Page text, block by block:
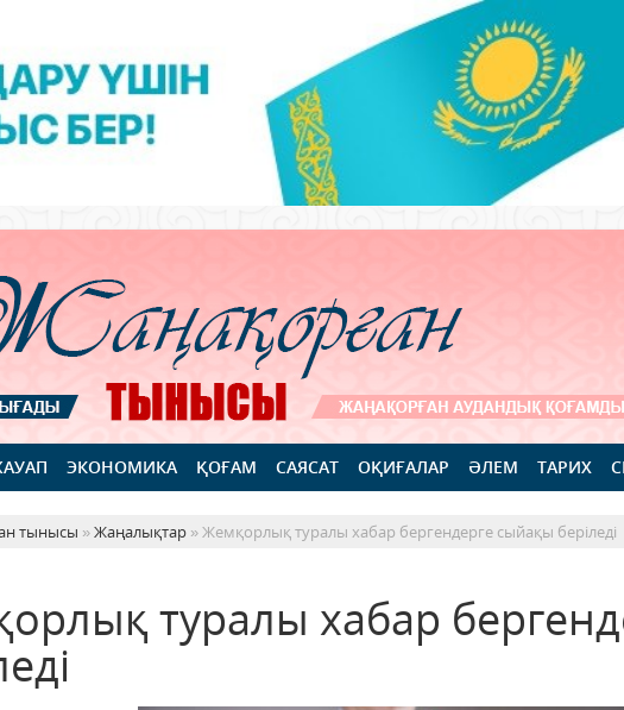
ЭКОНОМИКА ҚОҒАМ САЯСАТ ОҚИҒАЛАР ӘЛЕМ ТАРИХ
тынысы »Жаңалықтар » Жемқорлық туралы хабар бергендерге сыйақы беріледі
туралы хабар